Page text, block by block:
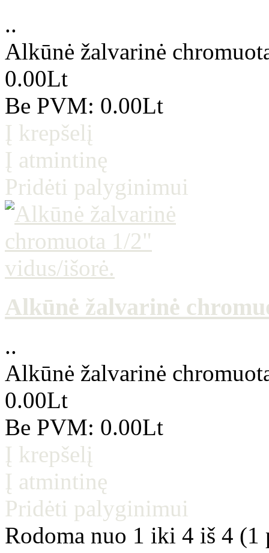
..
Alkūnė žalvarinė
0.00Lt
Be PVM: 0.00Lt
Į krepšelį
Į atmintinę
Pridėti palyginimui
Alkūnė žalvarinė
..
Alkūnė žalvarinė
0.00Lt
Be PVM: 0.00Lt
Į krepšelį
Į atmintinę
Pridėti palyginimui
Rodoma nuo 1 iki 4 iš 4 (1